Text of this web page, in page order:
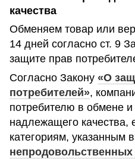
качества
Обменяем товар или
14 дней согласно ст. 9
защите прав
Согласно Закону «О
потребителей»,
потребителю в обмене и
надлежащего качества,
категориям, указанным